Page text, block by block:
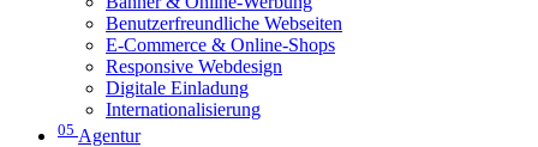
Benutzerfreundliche Webseiten
E-Commerce & Online-Shops
Responsive Webdesign
Digitale Einladung
Internationalisierung
05 Agentur